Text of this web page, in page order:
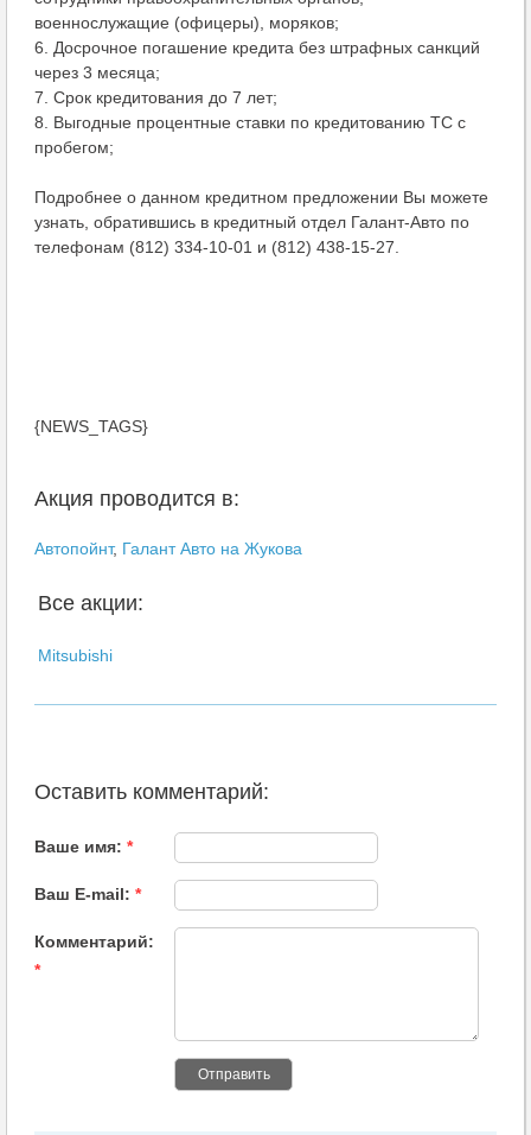
военнослужащие (офицеры), моряков;
6. Досрочное погашение кредита без штрафных санкций
через 3 месяца;
7. Срок кредитования до 7 лет;
8. Выгодные процентные ставки по кредитованию ТС с
пробегом;
Подробнее о данном кредитном предложении Вы можете
узнать, обратившись в кредитный отдел Галант-Авто по
телефонам (812) 334-10-01 и (812) 438-15-27.
{NEWS_TAGS}
Акция проводится в:
Автопойнт, Галант Авто на Жукова
Все акции:
Mitsubishi
Оставить комментарий:
Ваше имя: *
Ваш E-mail: *
Комментарий:
*
Отправить